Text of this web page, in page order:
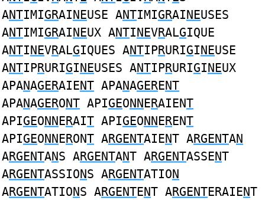
ANTIMIGRAINEUSE ANTIMIGRAINEUSES
ANTIMIGRAINEUX ANTINEVRALGIQUE
ANTINEVRALGIQUES ANTIPRURIGINEUSE
ANTIPRURIGINEUSES ANTIPRURIGINEUX
APANAGERAIENT APANAGERENT
APANAGERONT APIGEONNERAIENT
APIGEONNERAIT APIGEONNERENT
APIGEONNERONT ARGENTAIENT ARGENTAN
ARGENTANS ARGENTANT ARGENTASSENT
ARGENTASSIONS ARGENTATION
ARGENTATIONS ARGENTENT ARGENTERAIENT